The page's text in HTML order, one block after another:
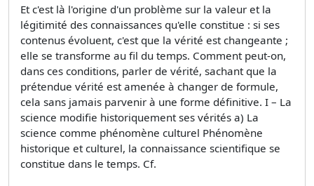
Et c'est là l'origine d'un problème sur la valeur et la
légitimité des connaissances qu'elle constitue : si ses
contenus évoluent, c'est que la vérité est changeante ;
elle se transforme au fil du temps. Comment peut-on,
dans ces conditions, parler de vérité, sachant que la
prétendue vérité est amenée à changer de formule,
cela sans jamais parvenir à une forme définitive. I – La
science modifie historiquement ses vérités a) La
science comme phénomène culturel Phénomène
historique et culturel, la connaissance scientifique se
constitue dans le temps. Cf.